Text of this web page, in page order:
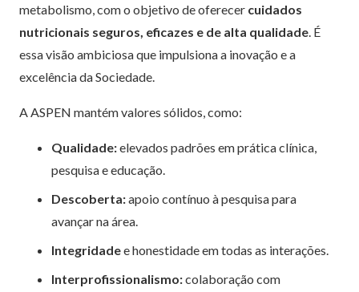
metabolismo, com o objetivo de oferecer cuidados
nutricionais seguros, eficazes e de alta qualidade . É
essa visão ambiciosa que impulsiona a inovação e a
excelência da Sociedade.
A ASPEN mantém valores sólidos, como:
Qualidade:elevados padrões em prática clínica,
pesquisa e educação.
Descoberta:apoio contínuo à pesquisa para
avançar na área.
Integridadee honestidade em todas as interações.
Interprofissionalismo:colaboração com